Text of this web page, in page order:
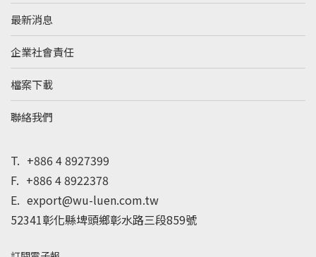
T. +886 4 8927399
F. +886 4 8922378
E. export@wu-luen.com.tw
52341彰化縣埤頭鄉彰水路三段859號
最新消息
企業社會責任
檔案下載
聯絡我們